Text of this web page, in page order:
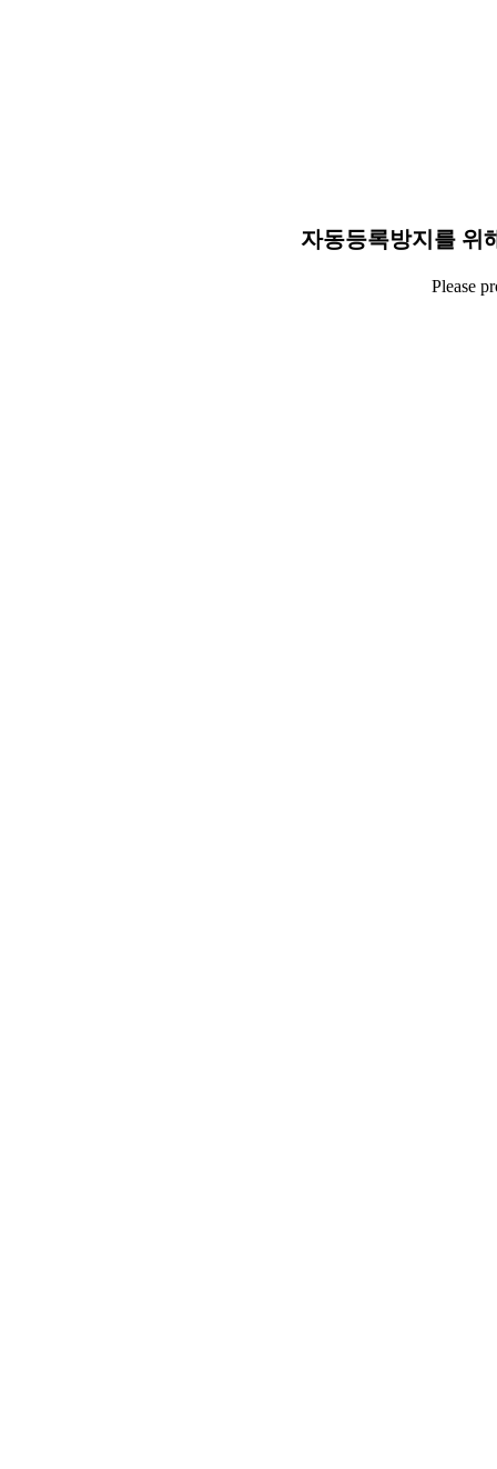
자동등록방지를 위
Please